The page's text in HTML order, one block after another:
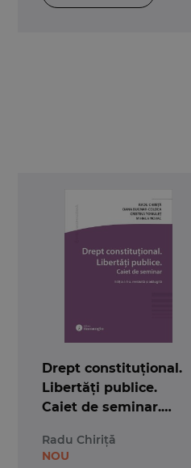
Drept constituțional.
Libertăți publice.
Caiet de seminar.
Radu Chiriță
NOU